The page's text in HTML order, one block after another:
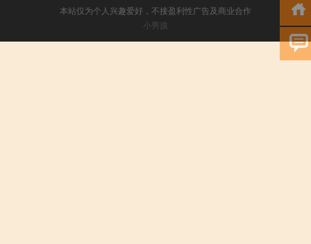
本站仅为个人兴趣爱好，不接盈利性广告及商业合作
小男孩